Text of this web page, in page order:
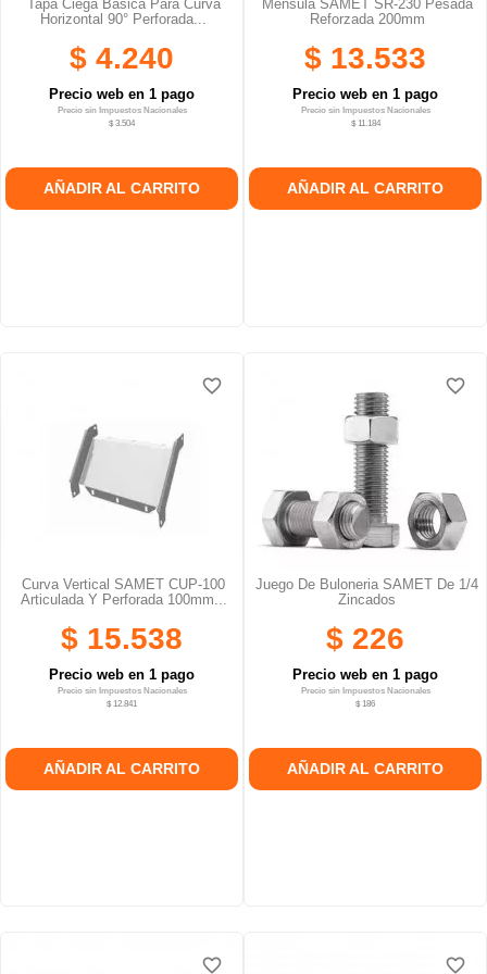
Tapa Ciega Basica Para Curva
Horizontal 90° Perforada...
$ 4.240
Precio web en 1 pago
Precio sin Impuestos Nacionales
$ 3.504
AÑADIR AL CARRITO
Mensula SAMET SR-230 Pesada
Reforzada 200mm
$ 13.533
Precio web en 1 pago
Precio sin Impuestos Nacionales
$ 11.184
AÑADIR AL CARRITO
Curva Vertical SAMET CUP-100
Articulada Y Perforada 100mm...
$ 15.538
Precio web en 1 pago
Precio sin Impuestos Nacionales
$ 12.841
AÑADIR AL CARRITO
favorite_border
favorite_border
favorite_border
Juego De Buloneria SAMET De 1/4
Zincados
$ 226
Precio web en 1 pago
Precio sin Impuestos Nacionales
$ 186
AÑADIR AL CARRITO
favorite_border
favorite_border
favorite_border
favorite_border
favorite_border
favorite_border favorite_border
favorite_border
favorite_border